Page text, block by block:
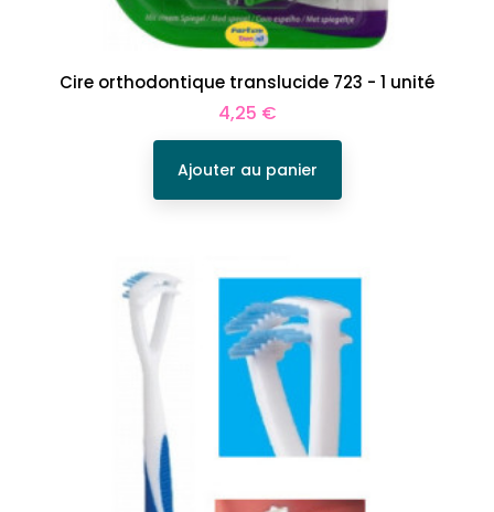
Cire orthodontique translucide 723 - 1 unité
Prix
4,25 €
Ajouter au panier